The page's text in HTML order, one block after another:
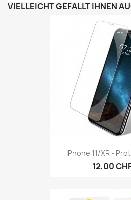
VIELLEICHT GEFÄLLT IHNEN
IPhone 11/XR -
12,00